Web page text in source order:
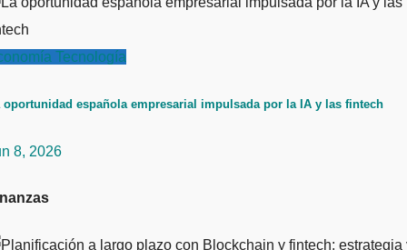
Tecnología
oportunidad española empresarial impulsada por la IA y las fintech
8, 2026